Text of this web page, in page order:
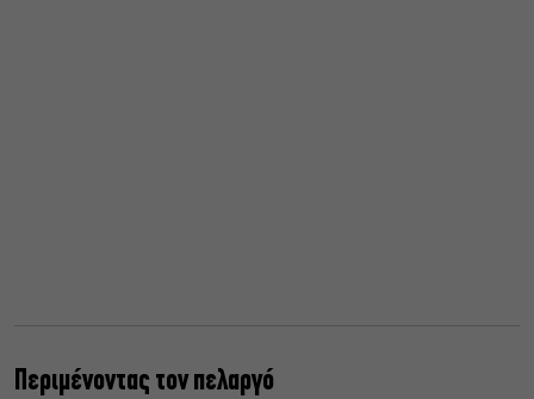
Περιμένοντας τον πελαργό